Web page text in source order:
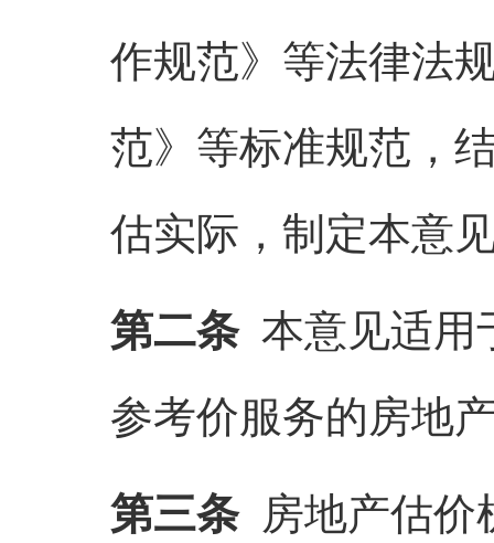
作规范》等法律法
范》等标准规范，
估实际，制定本意
第二条 本意见适用
参考价服务的房地
第三条 房地产估价